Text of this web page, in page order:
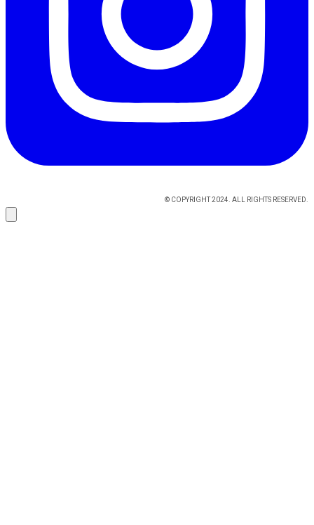
© COPYRIGHT 2024. ALL RIGHTS RESERVED.